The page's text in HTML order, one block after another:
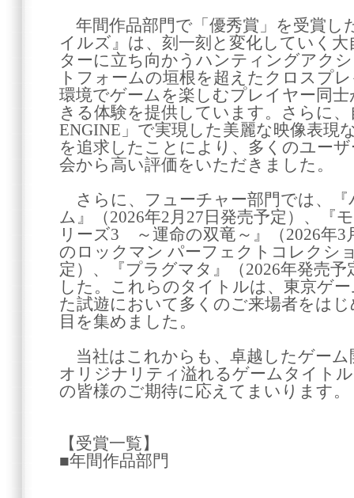
年間作品部門で「優秀賞」を受賞し
イルズ』は、刻一刻と変化していく
ターに立ち向かうハンティングアク
トフォームの垣根を超えたクロスプ
環境でゲームを楽しむプレイヤー同
きる体験を提供しています。さらに
ENGINE」で実現した美麗な映像表現
を追求したことにより、多くのユー
会から高い評価をいただきました。
さらに、フューチャー部門では、
ム』（2026年2月27日発売予定）、『
リーズ3 ～運命の双竜～』（2026年3
のロックマン パーフェクトコレクシ
定）、『プラグマタ』（2026年発売
した。これらのタイトルは、東京ゲ
た試遊において多くのご来場者をは
目を集めました。
当社はこれからも、卓越したゲーム
オリジナリティ溢れるゲームタイト
の皆様のご期待に応えてまいります。
【受賞一覧】
■年間作品部門